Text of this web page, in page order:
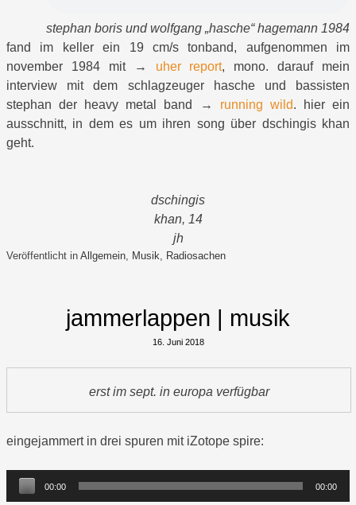
stephan boris und wolfgang „hasche“ hagemann 1984
fand im keller ein 19 cm/s tonband, aufgenommen im
november 1984 mit → uher report, mono. darauf mein
interview mit dem schlagzeuger hasche und bassisten
stephan der heavy metal band → running wild. hier ein
ausschnitt, in dem es um ihren song über dschingis khan
geht.
dschingis
khan, 14
jh
Veröffentlicht in Allgemein, Musik, Radiosachen
jammerlappen | musik
16. Juni 2018
erst im sept. in europa verfügbar
eingejammert in drei spuren mit iZotope spire:
Audio-
Player
00:00 00:00